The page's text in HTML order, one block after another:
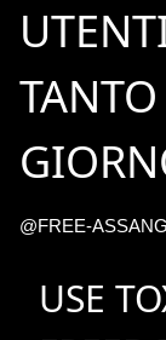
@FREE-
USE